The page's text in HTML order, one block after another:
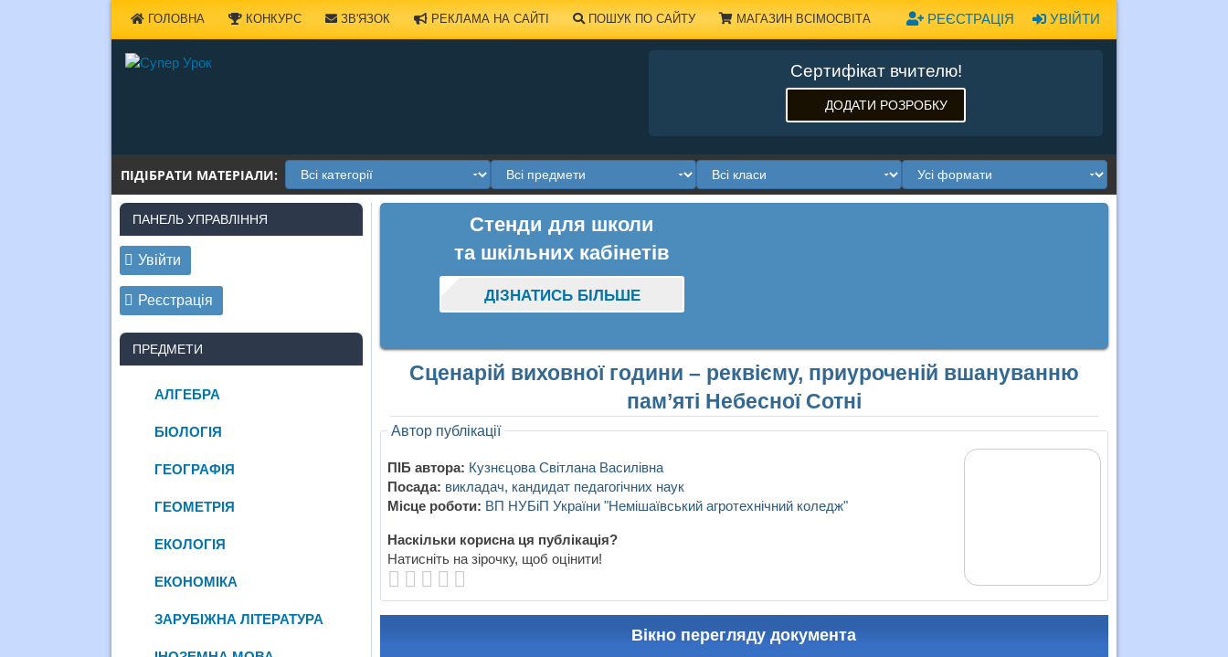
УВІЙТИ
РЕЄСТРАЦІЯ
ГОЛОВНА КОНКУРС ЗВ'ЯЗОК РЕКЛАМА НА САЙТІ ПОШУК ПО САЙТУ МАГАЗИН ВСІМОСВІТА
Сертифікат вчителю!
ДОДАТИ РОЗРОБКУ
ПІДІБРАТИ МАТЕРІАЛИ:
Стенди для школи
та шкільних кабінетів
ДІЗНАТИСЬ БІЛЬШЕ
Сценарій виховної години – реквієму, приуроченій вшануванню
пам’яті Небесної Cотні
Автор публікації
ПІБ автора: Кузнєцова Світлана Василівна
Посада: викладач, кандидат педагогічних наук
Місце роботи: ВП НУБіП України "Немішаївський агротехнічний коледж"
Наскільки корисна ця публікація?
Натисніть на зірочку, щоб оцінити!
Вікно перегляду документа
ПАНЕЛЬ УПРАВЛІННЯ
Увійти
Реєстрація
ПРЕДМЕТИ
АЛГЕБРА
БІОЛОГІЯ
ГЕОГРАФІЯ
ГЕОМЕТРІЯ
ЕКОЛОГІЯ
ЕКОНОМІКА
ЗАРУБІЖНА ЛІТЕРАТУРА